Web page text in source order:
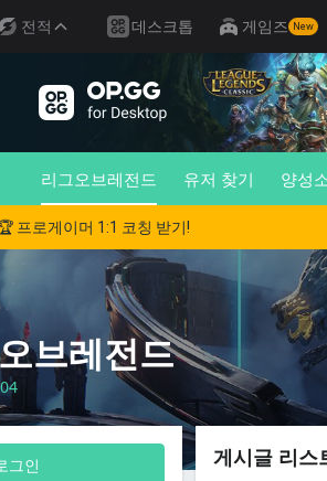
전적 데스크톱 게임즈 New
리그오브레전드 유저 찾기 양성
프로게이머 1:1 코칭 받기!
브레전드
그인 게시글 리스